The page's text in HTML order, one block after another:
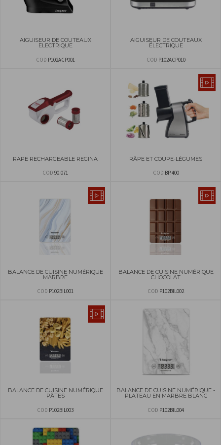
AIGUISEUR DE COUTEAUX
ELECTRIQUE
COD P102ACP001
AIGUISEUR DE COUTEAUX
ÉLECTRIQUE
COD P102ACP010
RAPE RECHARGEABLE REGINA
COD 90.071
RÂPE ET COUPE-LÉGUMES
COD BP.400
BALANCE DE CUISINE NUMÉRIQUE
MARBRE
COD P102BIL001
BALANCE DE CUISINE NUMÉRIQUE
CHOCOLAT
COD P102BIL002
BALANCE DE CUISINE NUMÉRIQUE
PÂTES
COD P102BIL003
BALANCE DE CUISINE NUMÉRIQUE -
PLATEAU EN MARBRE BLANC
COD P102BIL004